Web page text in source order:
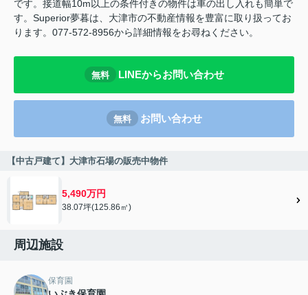
です。接道幅10m以上の条件付きの物件は車の出し入れも簡単で
す。Superior夢暮は、大津市の不動産情報を豊富に取り扱ってお
ります。077-572-8956から詳細情報をお尋ねください。
無料 LINEからお問い合わせ
無料 お問い合わせ
【中古戸建て】大津市石場の販売中物件
5,490万円
38.07坪(125.86㎡)
周辺施設
保育園